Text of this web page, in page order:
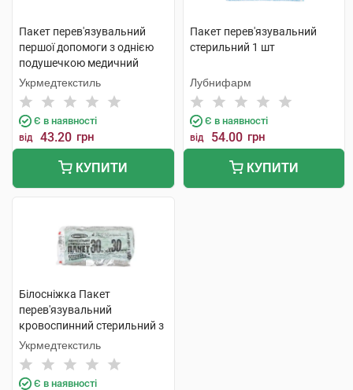
Пакет перев'язувальний
першої допомоги з однією
подушечкою медичний
стерильний 32смх17,5см 1
шт
Укрмедтекстиль
Є в наявності
від 43.20 грн
КУПИТИ
Пакет перев'язувальний
стерильний 1 шт
Лубнифарм
Є в наявності
від 54.00 грн
КУПИТИ
Білосніжка Пакет
перев'язувальний
кровоспинний стерильний з
однією подушкою 30 см х 30
см 1 шт
Укрмедтекстиль
Є в наявності